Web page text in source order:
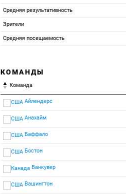
Средняя результативность
Зрители
Средняя посещаемость
КОМАНДЫ
Команда
Айлендерс
Анахайм
Баффало
Бостон
Ванкувер
Вашингтон